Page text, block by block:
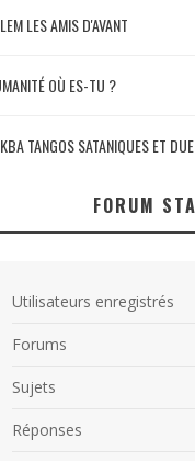
LES AMIS D'AVANT
OÙ ES-TU ?
TANGOS SATANIQUES ET
FORUM
Utilisateurs enregistrés
Forums
Sujets
Réponses